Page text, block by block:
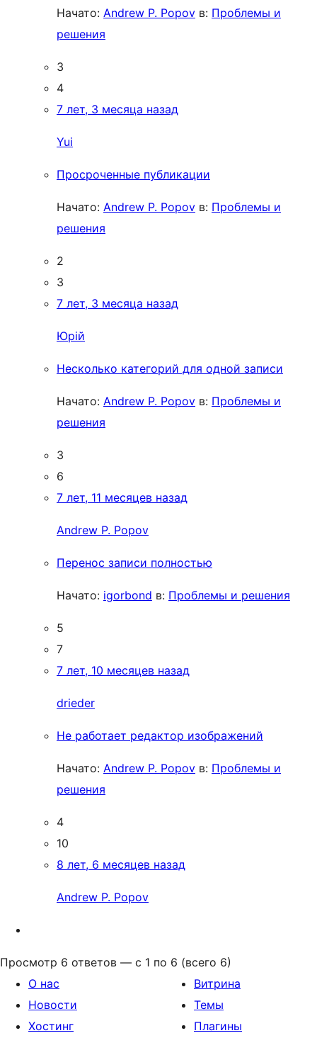
Начато: Andrew P. Popov в: Проблемы и
решения
3
4
7 лет, 3 месяца назад
Yui
Просроченные публикации
Начато: Andrew P. Popov в: Проблемы и
решения
2
3
7 лет, 3 месяца назад
Юрій
Несколько категорий для одной записи
Начато: Andrew P. Popov в: Проблемы и
решения
3
6
7 лет, 11 месяцев назад
Andrew P. Popov
Перенос записи полностью
Начато: igorbond в: Проблемы и решения
5
7
7 лет, 10 месяцев назад
drieder
Не работает редактор изображений
Начато: Andrew P. Popov в: Проблемы и
решения
4
10
8 лет, 6 месяцев назад
Andrew P. Popov
Просмотр 6 ответов — с 1 по 6 (всего 6)
О нас
Новости
Хостинг
Витрина
Темы
Плагины